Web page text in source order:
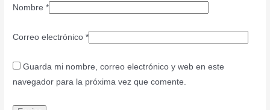
Nombre*
Correo electrónico*
Guarda mi nombre, correo electrónico y web en este
navegador para la próxima vez que comente.